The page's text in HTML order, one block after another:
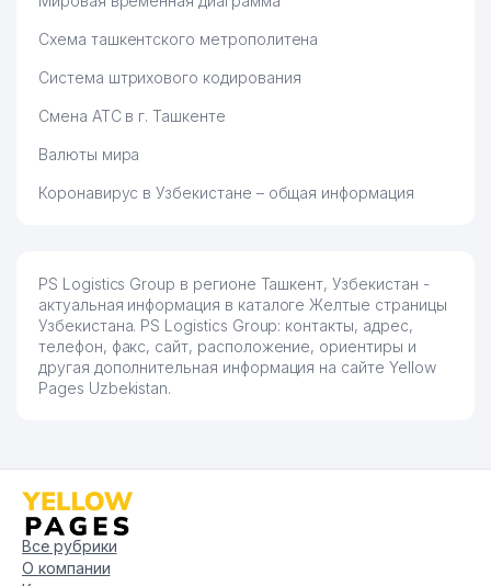
Схема ташкентского метрополитена
Система штрихового кодирования
Смена АТС в г. Ташкенте
Валюты мира
Коронавирус в Узбекистане – общая информация
PS Logistics Group в регионе Ташкент, Узбекистан -
актуальная информация в каталоге Желтые страницы
Узбекистана. PS Logistics Group: контакты, адрес,
телефон, факс, сайт, расположение, ориентиры и
другая дополнительная информация на сайте Yellow
Pages Uzbekistan.
Все рубрики
О компании